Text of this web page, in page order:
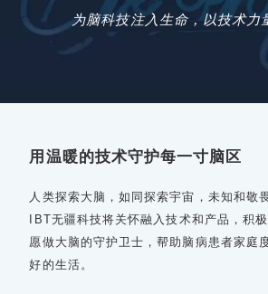
为脑科技注入生命，以技术力
用温暖的技术守护每一寸脑区
人类探索大脑，如同探索宇宙，未知和敬
IBT无疆科技将关怀融入技术和产品，积
愿做大脑的守护卫士，帮助脑病患者家庭
好的生活。